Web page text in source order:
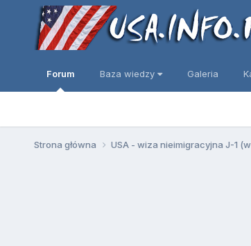
Forum Baza wiedzy Galeria
Strona główna USA - wiza nieimigracyjna J-1